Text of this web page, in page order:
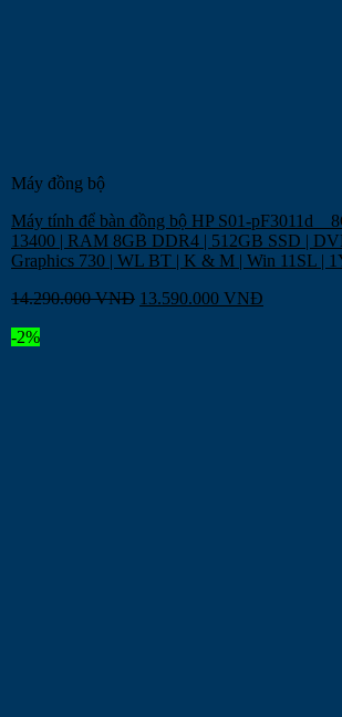
Máy đồng bộ
Máy tính để bàn đồng bộ HP S01-pF3011d _
13400 | RAM 8GB DDR4 | 512GB SSD |
Graphics 730 | WL BT | K & M | Win 11SL |
14.290.000VNĐ 13.590.000 VNĐ
-2%